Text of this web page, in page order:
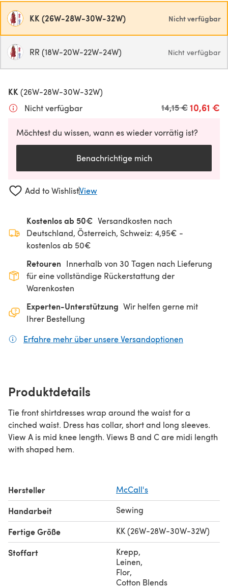
KK (26W-28W-30W-32W) Nicht verfügbar
RR (18W-20W-22W-24W) Nicht verfügbar
KK(26W-28W-30W-32W)
Nicht verfügbar
10,61 €
Alter Preis
14,15 €
Möchtest du wissen, wann es wieder vorrätig ist?
Benachrichtige mich
Add to WishlistView
Kostenlos ab 50€ Versandkosten nach
Deutschland, Österreich, Schweiz: 4,95€ -
kostenlos ab 50€
Retouren Innerhalb von 30 Tagen nach Lieferung
für eine vollständige Rückerstattung der
Warenkosten
Experten-Unterstützung Wir helfen gerne mit
Ihrer Bestellung
Erfahre mehr über unsere Versandoptionen
Produktdetails
Tie front shirtdresses wrap around the waist for a
cinched waist. Dress has collar, short and long sleeves.
View A is mid knee length. Views B and C are midi length
with shaped hem.
Hersteller McCall's
Handarbeit Sewing
Fertige Größe KK (26W-28W-30W-32W)
Stoffart Krepp,
Leinen,
Flor,
Cotton Blends